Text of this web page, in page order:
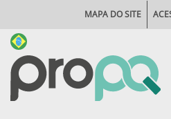
MAPA DO SITE